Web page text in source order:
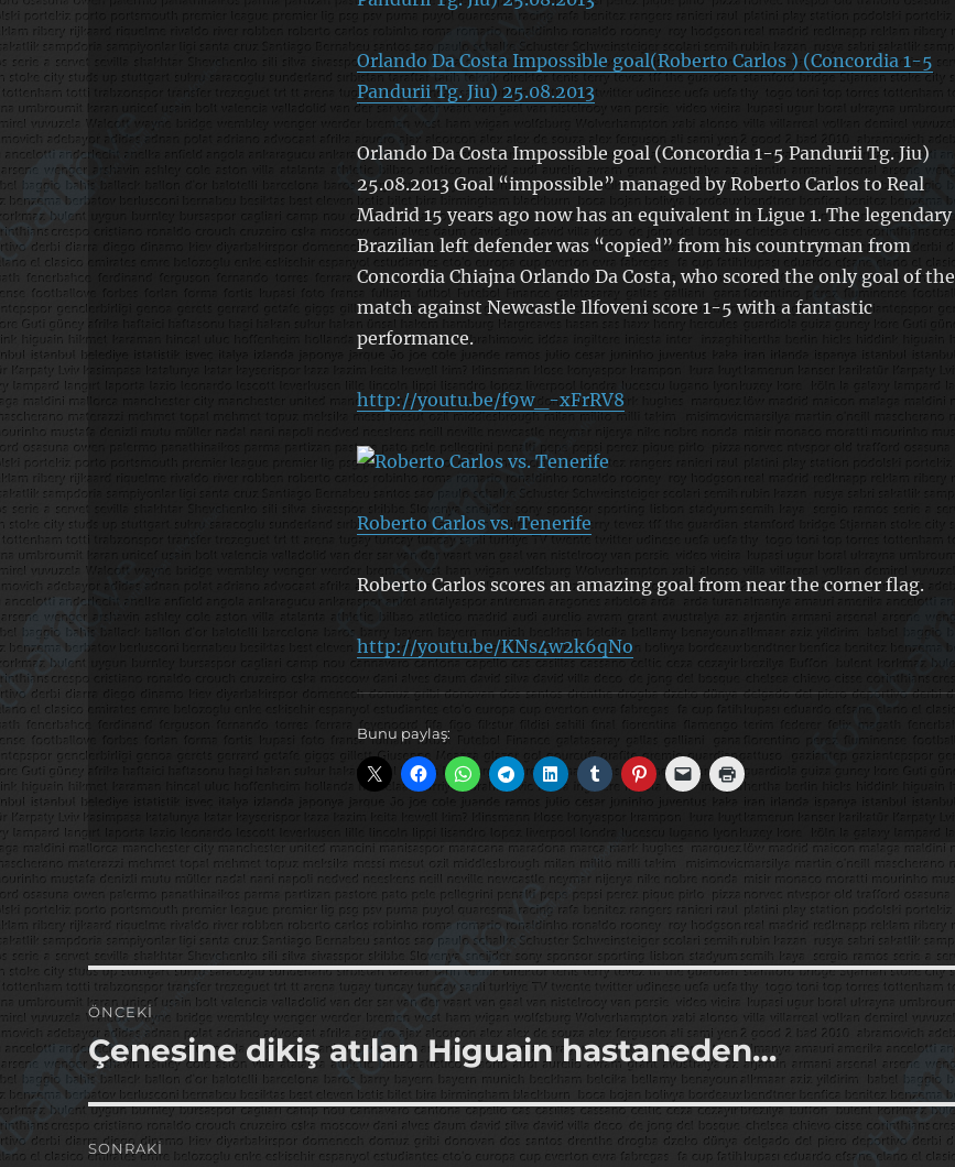
Orlando Da Costa Impossible goal(Roberto Carlos ) (Concordia 1-5
Pandurii Tg. Jiu) 25.08.2013
Orlando Da Costa Impossible goal (Concordia 1-5 Pandurii Tg. Jiu)
25.08.2013 Goal “impossible” managed by Roberto Carlos to Real
Madrid 15 years ago now has an equivalent in Ligue 1. The legendary
Brazilian left defender was “copied” from his countryman from
Concordia Chiajna Orlando Da Costa, who scored the only goal of the
match against Newcastle Ilfoveni score 1-5 with a fantastic
performance.
http://youtu.be/f9w_-xFrRV8
Roberto Carlos vs. Tenerife
Roberto Carlos scores an amazing goal from near the corner flag.
http://youtu.be/KNs4w2k6qNo
Bunu paylaş:
Yazı
gezinmesi
ÖNCEKI
Önceki
yazı:
Çenesine dikiş atılan Higuain hastaneden…
SONRAKI